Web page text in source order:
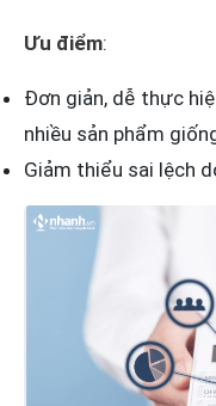
Ưu điểm:
Đơn giản, dễ thực
nhiều sản phẩm
Giảm thiểu sai lệch